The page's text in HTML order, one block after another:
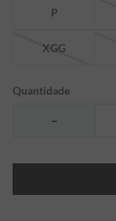
P
XGG
Quantidade
－